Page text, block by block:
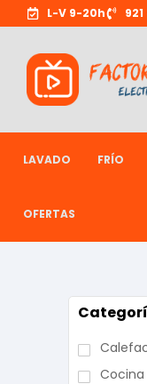
L-V 9-20h
LAVADO FRÍO
OFERTAS
Cocina